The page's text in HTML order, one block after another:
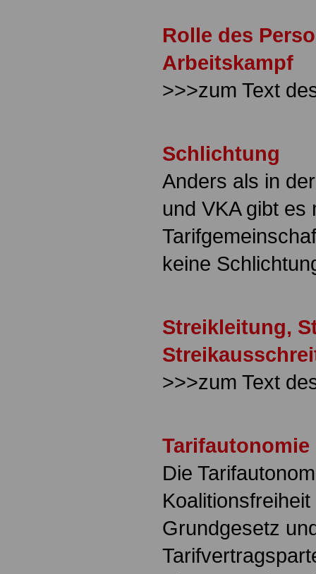
Rolle des
Arbeitskampf
>>>zum Text
Schlichtung
Anders als in
und VKA gibt es
keine
Streikleitung,
>>>zum Text
Tarifautonomie
Die
Grundgesetz